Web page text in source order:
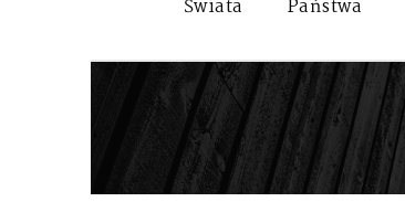
Świata
Państwa